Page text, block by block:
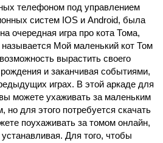
телефоном под управлением
систем IOS и Android, была
очередная игра про кота Тома,
называется Мой маленький кот Том
вырастить своего
и заканчивая событиями,
играх. В этой аркаде для
можете ухаживать за маленьким
но для этого потребуется скачать
поухаживать за томом онлайн,
Для того, чтобы